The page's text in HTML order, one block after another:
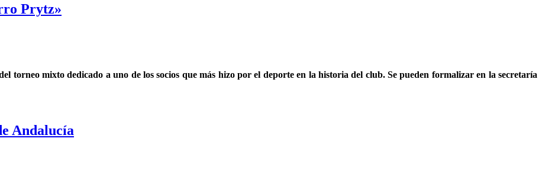
Prytz»
torneo mixto dedicado a uno de los socios que más hizo por el deporte en la historia del club. Se pueden formalizar en la secretaría
Andalucía